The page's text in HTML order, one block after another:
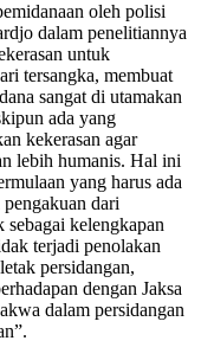
oleh polisi
dalam penelitiannya
untuk
tersangka, membuat
sangat di utamakan
ada yang
kekerasan agar
lebih humanis. Hal ini
yang harus ada
dari
sebagai kelengkapan
terjadi penolakan
persidangan,
dengan Jaksa
dalam persidangan